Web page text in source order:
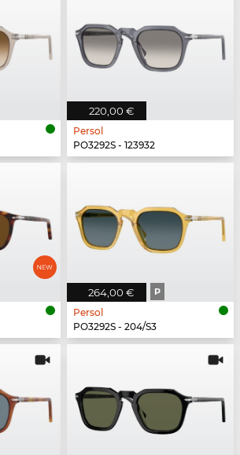
220,00 €
Persol
PO3292S - 123932
264,00 € P
Persol
PO3292S - 204/S3